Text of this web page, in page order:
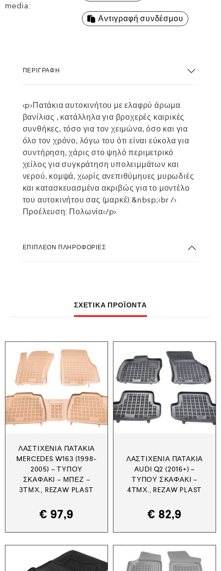
media:
Αντιγραφή συνδέσμου
ΠΕΡΙΓΡΑΦΉ
<p>Πατάκια αυτοκινήτου με ελαφρύ άρωμα
βανίλιας , κατάλληλα για βροχερές καιρικές
συνθήκες, τόσο για τον χειμώνα, όσο και για
όλο τον χρόνο, λόγω του ότι είναι εύκολα για
συντήρηση, χάρις στο ψηλό περιμετρικό
χείλος για συγκράτηση υπολειμμάτων και
νερού, κομψά, χωρίς ανεπιθύμηυες μυρωδιές
και κατασκευασμένα ακριβώς για το μοντέλο
του αυτοκινήτου σας (μαρκέ).&nbsp;<br />
Προέλευση: Πολωνία</p>
ΕΠΙΠΛΈΟΝ ΠΛΗΡΟΦΟΡΊΕΣ
ΣΧΕΤΙΚΆ ΠΡΟΪΌΝΤΑ
ΛΑΣΤΙΧΈΝΙΑ ΠΑΤΆΚΙΑ
MERCEDES W163 (1998-
2005) – ΤΎΠΟΥ
ΣΚΑΦΆΚΙ – ΜΠΕΖ –
3ΤΜΧ., REZAW PLAST
€ 97,9
ΛΑΣΤΙΧΈΝΙΑ ΠΑΤΆΚΙΑ
AUDI Q2 (2016+) –
ΤΎΠΟΥ ΣΚΑΦΆΚΙ –
4ΤΜΧ., REZAW PLAST
€ 82,9